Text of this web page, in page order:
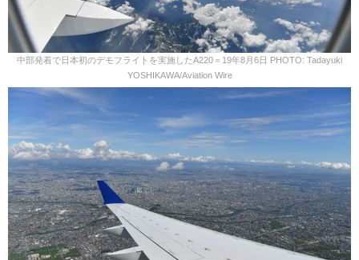
中部発着で日本初のデモフライトを実施したA220＝19年8月6日 PHOTO: Tadayuki
YOSHIKAWA/Aviation Wire